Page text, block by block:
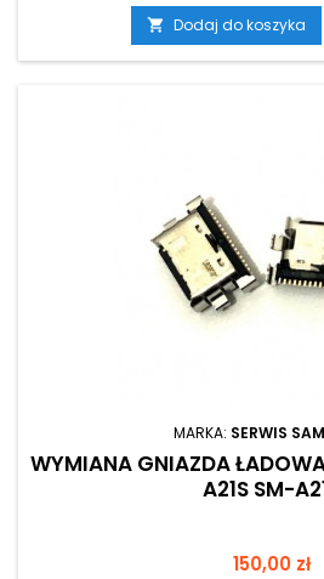
 Dodaj do koszyka
MARKA: SERWIS
WYMIANA GNIAZDA
A21S SM-
Cena
150,00 zł